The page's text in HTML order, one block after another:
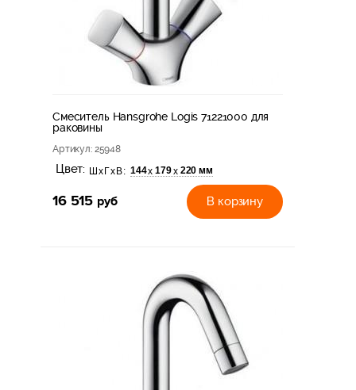
Смеситель Hansgrohe Logis 71221000 для
раковины
Артикул: 25948
Цвет: ШхГхВ: 144х 179х 220 мм
16 515 руб В корзину